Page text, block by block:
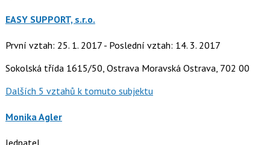
EASY SUPPORT, s.r.o.
První vztah: 25. 1. 2017 - Poslední vztah: 14. 3. 2017
Sokolská třída 1615/50, Ostrava Moravská Ostrava, 702 00
Dalších 5 vztahů k tomuto subjektu
Monika Agler